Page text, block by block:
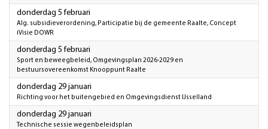
donderdag 5 februari
Alg. subsidieverordening, Participatie bij de gemeente Raalte, Concept
iVisie DOWR
donderdag 5 februari
Sport en beweegbeleid, Omgevingsplan 2026-2029 en
bestuursovereenkomst Knooppunt Raalte
donderdag 29 januari
Richting voor het buitengebied en Omgevingsdienst IJsselland
donderdag 29 januari
Technische sessie wegenbeleidsplan